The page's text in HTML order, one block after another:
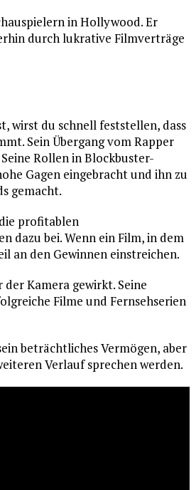
in Hollywood. Er
durch lukrative Filmverträge
wirst du schnell feststellen, dass
Sein Übergang vom Rapper
Rollen in Blockbuster-
Gagen eingebracht und ihn zu
gemacht.
profitablen
dazu bei. Wenn ein Film, in dem
an den Gewinnen einstreichen.
Kamera gewirkt. Seine
Filme und Fernsehserien
beträchtliches Vermögen, aber
Verlauf sprechen werden.